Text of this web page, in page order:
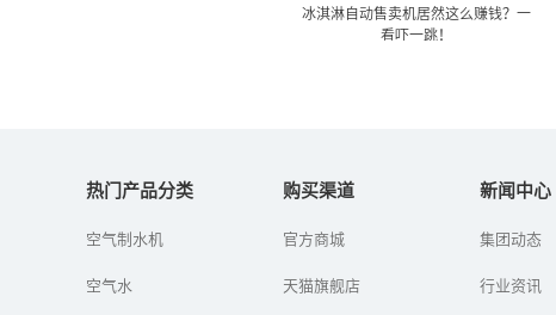
冰淇淋自动售卖机居然这么赚钱？一
看吓一跳！
如今的自动售卖机花样多
是新兴产品之一，正一路
热门产品分类
空气制水机
空气水
购买渠道
官方商城
天猫旗舰店
新闻中心
集团动态
行业资讯